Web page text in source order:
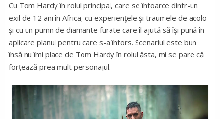
Cu Tom Hardy în rolul principal, care se întoarce dintr-un
exil de 12 ani în Africa, cu experienţele şi traumele de acolo
şi cu un pumn de diamante furate care îl ajută să îşi pună în
aplicare planul pentru care s-a întors. Scenariul este bun
însă nu îmi place de Tom Hardy în rolul ăsta, mi se pare că
forţează prea mult personajul.